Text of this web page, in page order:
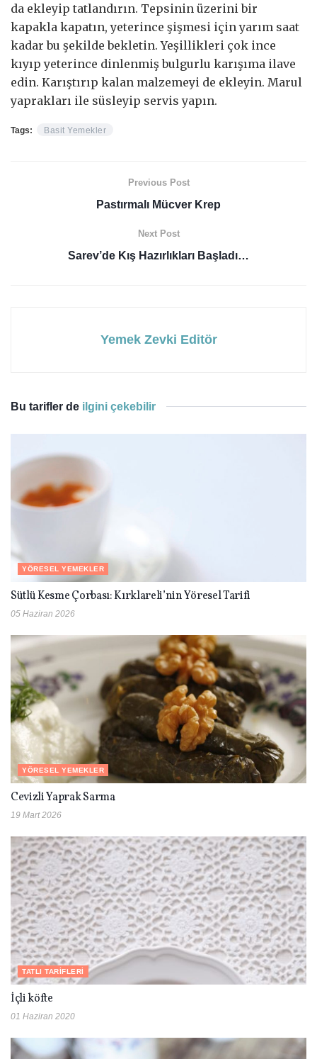
da ekleyip tatlandırın. Tepsinin üzerini bir
kapakla kapatın, yeterince şişmesi için yarım saat
kadar bu şekilde bekletin. Yeşillikleri çok ince
kıyıp yeterince dinlenmiş bulgurlu karışıma ilave
edin. Karıştırıp kalan malzemeyi de ekleyin. Marul
yaprakları ile süsleyip servis yapın.
Tags: Basit Yemekler
Previous Post
Pastırmalı Mücver Krep
Next Post
Sarev’de Kış Hazırlıkları Başladı…
Yemek Zevki Editör
Bu tarifler de ilgini çekebilir
YÖRESEL YEMEKLER
Sütlü Kesme Çorbası: Kırklareli’nin Yöresel Tarifi
05 Haziran 2026
YÖRESEL YEMEKLER
Cevizli Yaprak Sarma
19 Mart 2026
TATLI TARIFLERI
İçli köfte
01 Haziran 2020